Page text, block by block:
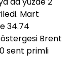
Mart
34.74
Brent
sent primli